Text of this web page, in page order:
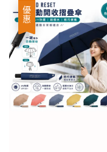
優惠